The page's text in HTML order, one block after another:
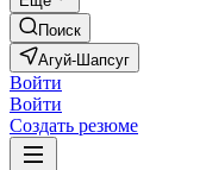
Поиск
Агуй-Шапсуг
Войти
Войти
Создать резюме